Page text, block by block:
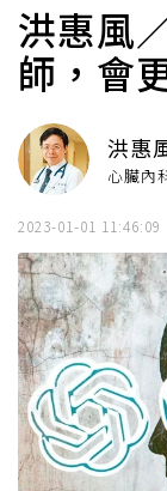
洪惠風
師，會
洪惠
心臟內
2023-01-01 11:46:09